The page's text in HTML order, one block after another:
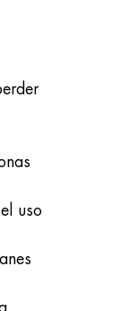
uso